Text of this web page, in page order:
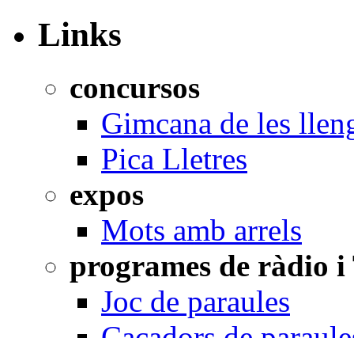
Links
concursos
Gimcana de les
Pica Lletres
expos
Mots amb arrels
programes de ràdio
Joc de paraules